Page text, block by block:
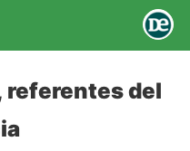
referentes del